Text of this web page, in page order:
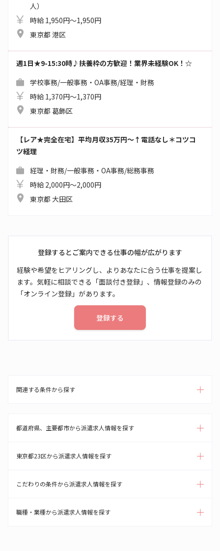
人）
時給 1,950円～1,950円
東京都 港区
週1日★9-15:30時♪扶養枠の方歓迎！業界未経験OK！☆
学校事務/一般事務・OA事務/経理・財務
時給 1,370円～1,370円
東京都 葛飾区
【レア★完全在宅】平均月収35万円～↑電話なし＊コツコ
ツ経理
経理・財務/一般事務・OA事務/総務事務
時給 2,000円～2,000円
東京都 大田区
登録するとご案内できる仕事の幅が広がります
経験や希望をヒアリングし、よりあなたに合う仕事を提案し
ます。気軽に相談できる「面談付き登録」、情報登録のみの
「オンライン登録」があります。
登録する
関連する条件から探す
都道府県、主要都市から派遣求人情報を探す
東京都23区から派遣求人情報を探す
こだわりの条件から派遣求人情報を探す
職種・業種から派遣求人情報を探す